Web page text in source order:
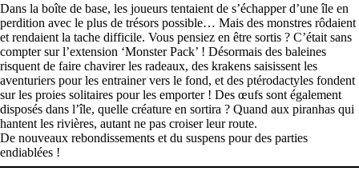
Dans la boîte de base, les joueurs tentaient de s’échapper d’une île en
perdition avec le plus de trésors possible… Mais des monstres rôdaient
et rendaient la tache difficile. Vous pensiez en être sortis ? C’était sans
compter sur l’extension ‘Monster Pack’ ! Désormais des baleines
risquent de faire chavirer les radeaux, des krakens saisissent les
aventuriers pour les entrainer vers le fond, et des ptérodactyles fondent
sur les proies solitaires pour les emporter ! Des œufs sont également
disposés dans l’île, quelle créature en sortira ? Quand aux piranhas qui
hantent les rivières, autant ne pas croiser leur route.
De nouveaux rebondissements et du suspens pour des parties
endiablées !